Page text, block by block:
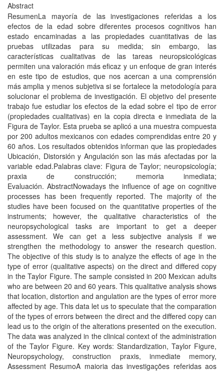
Abstract
ResumenLa mayoría de las investigaciones referidas a los
efectos de la edad sobre diferentes procesos cognitivos han
estado encaminadas a las propiedades cuantitativas de las
pruebas utilizadas para su medida; sin embargo, las
características cualitativas de las tareas neuropsicológicas
permiten una valoración más eficaz y un enfoque de gran interés
en este tipo de estudios, que nos acercan a una comprensión
más amplia y menos subjetiva si se fortalece la metodología para
solucionar el problema de investigación. El objetivo del presente
trabajo fue estudiar los efectos de la edad sobre el tipo de error
(propiedades cualitativas) en la copia directa e inmediata de la
Figura de Taylor. Esta prueba se aplicó a una muestra compuesta
por 200 adultos mexicanos con edades comprendidas entre 20 y
60 años. Los resultados obtenidos informan que las propiedades
Ubicación, Distorsión y Angulación son las más afectadas por la
variable edad.Palabras clave: Figura de Taylor; neuropsicología;
praxia de construcción; memoria inmediata;
Evaluación. AbstractNowadays the influence of age on cognitive
processes has been frequently reported. The majority of the
studies have been focused on the quantitative properties of the
instruments; however, the qualitative characteristics of the
neuropsychological tasks are important to get a deeper
assessment. We can get a less subjective analysis if we
strengthen the methodology to answer the research question.
The objective of this study is to analyze the effects of age in the
type of error (qualitative aspects) on the direct and differed copy
in the Taylor Figure. The sample consisted in 200 Mexican adults
who are between 20 and 60 years. This qualitative analysis shows
that location, distortion and angulation are the types of error more
affected by age. This data let us to speculate that the comparation
of the types of errors between the direct and the differed copy can
lead us to the origin of the alterations presented on the execution.
The data was analyzed in the clinical context of the administration
of the Taylor Figure. Key words: Standardization, Taylor Figure,
Neuropsychology, construction praxis, inmediate memory,
Assessment ResumoA maioria das investigações referidas aos